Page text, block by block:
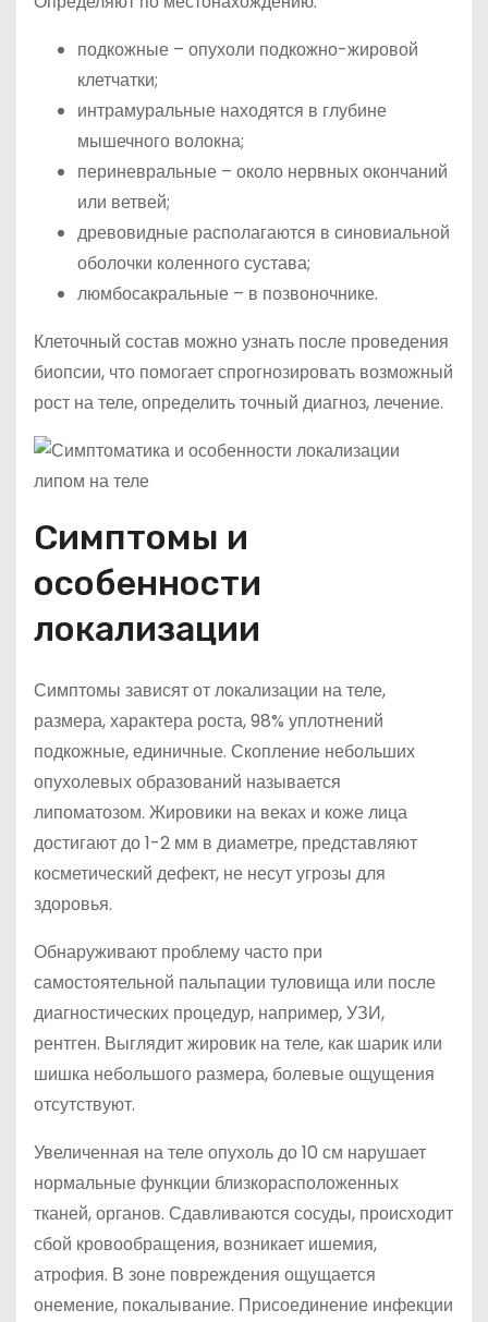
подкожные – опухоли подкожно-жировой
клетчатки;
интрамуральные находятся в глубине
мышечного волокна;
периневральные – около нервных окончаний
или ветвей;
древовидные располагаются в синовиальной
оболочки коленного сустава;
люмбосакральные – в позвоночнике.
Клеточный состав можно узнать после проведения
биопсии, что помогает спрогнозировать возможный
рост на теле, определить точный диагноз, лечение.
Симптомы и
особенности
локализации
Симптомы зависят от локализации на теле,
размера, характера роста, 98% уплотнений
подкожные, единичные. Скопление небольших
опухолевых образований называется
липоматозом. Жировики на веках и коже лица
достигают до 1-2 мм в диаметре, представляют
косметический дефект, не несут угрозы для
здоровья.
Обнаруживают проблему часто при
самостоятельной пальпации туловища или после
диагностических процедур, например, УЗИ,
рентген. Выглядит жировик на теле, как шарик или
шишка небольшого размера, болевые ощущения
отсутствуют.
Увеличенная на теле опухоль до 10 см нарушает
нормальные функции близкорасположенных
тканей, органов. Сдавливаются сосуды, происходит
сбой кровообращения, возникает ишемия,
атрофия. В зоне повреждения ощущается
онемение, покалывание. Присоединение инфекции